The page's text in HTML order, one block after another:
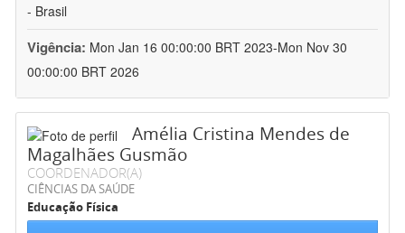
- Brasil
Vigência: Mon Jan 16 00:00:00 BRT 2023-Mon Nov 30
00:00:00 BRT 2026
Amélia Cristina Mendes de
Magalhães Gusmão
COORDENADOR(A)
CIÊNCIAS DA SAÚDE
Educação Física